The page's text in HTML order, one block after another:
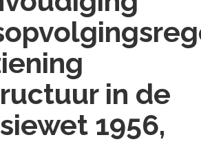
in de
1956,